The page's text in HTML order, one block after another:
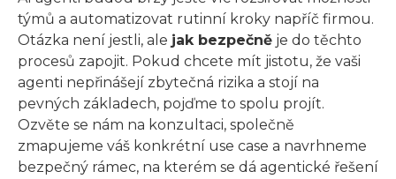
týmů a automatizovat rutinní kroky napříč firmou.
Otázka není jestli, ale jak bezpečně je do těchto
procesů zapojit. Pokud chcete mít jistotu, že vaši
agenti nepřinášejí zbytečná rizika a stojí na
pevných základech, pojďme to spolu projít.
Ozvěte se nám na konzultaci, společně
zmapujeme váš konkrétní use case a navrhneme
bezpečný rámec, na kterém se dá agentické řešení